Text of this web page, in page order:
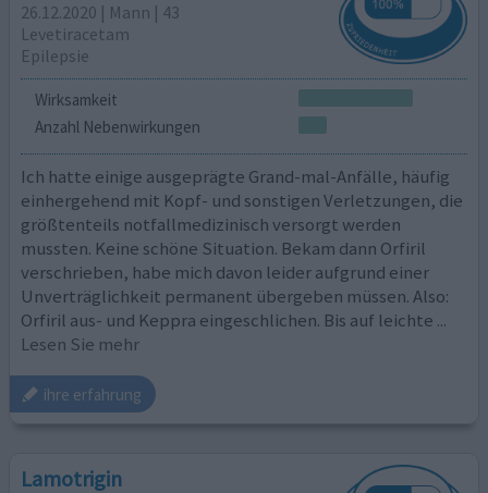
26.12.2020 | Mann | 43
Levetiracetam
Epilepsie
Wirksamkeit
Anzahl Nebenwirkungen
Ich hatte einige ausgeprägte Grand-mal-Anfälle, häufig
einhergehend mit Kopf- und sonstigen Verletzungen, die
größtenteils notfallmedizinisch versorgt werden
mussten. Keine schöne Situation. Bekam dann Orfiril
verschrieben, habe mich davon leider aufgrund einer
Unverträglichkeit permanent übergeben müssen. Also:
Orfiril aus- und Keppra eingeschlichen. Bis auf leichte ...
Lesen Sie mehr
ihre erfahrung
Lamotrigin